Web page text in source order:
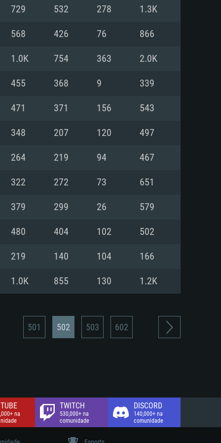
mais
com DirectX 11 ou superior;
ou superior, Radeon RX 570
i7 (Intel Xeon não suportado)
Vega II ou superior com
banda larga.
de 6 meses) / equivalentes
570) com os drivers mais
banda larga.
729 532 278 1.3K
568 426 76 866
1.0K 754 363 2.0K
455 368 9 339
471 371 156 543
348 207 120 497
264 219 94 467
322 272 73 651
379 299 26 579
480 404 102 502
219 140 104 166
1.0K 855 130 1.2K
501 502 503 602
na
TWITCH
530,000+ na
comunidade
DISCORD
140,000+ na
comunidade